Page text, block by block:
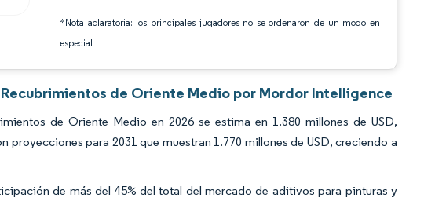
*Nota aclaratoria: los principales jugadores no se ordenaron de un modo en
especial
de Oriente Medio por Mordor Intelligence
de Oriente Medio en 2026 se estima en 1.380 millones de USD,
proyecciones para 2031 que muestran 1.770 millones de USD, creciendo a
de más del 45% del total del mercado de aditivos para pinturas y